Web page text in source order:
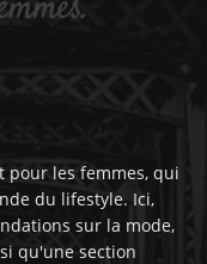
pour les femmes, qui
du lifestyle. Ici,
sur la mode,
qu'une section